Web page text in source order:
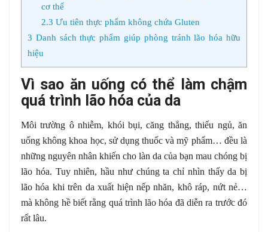
cơ thể
2.3 Ưu tiên thực phẩm không chứa Gluten
3 Danh sách thực phẩm giúp phòng tránh lão hóa hữu
hiệu
Vì sao ăn uống có thể làm chậm
quá trình lão hóa của da
Môi trường ô nhiễm, khói bụi, căng thẳng, thiếu ngủ, ăn
uống không khoa học, sử dụng thuốc và mỹ phẩm… đều là
những nguyên nhân khiến cho làn da của bạn mau chóng bị
lão hóa. Tuy nhiên, hầu như chúng ta chỉ nhìn thấy da bị
lão hóa khi trên da xuất hiện nếp nhăn, khô ráp, nứt nẻ…
mà không hề biết rằng quá trình lão hóa đã diễn ra trước đó
rất lâu.